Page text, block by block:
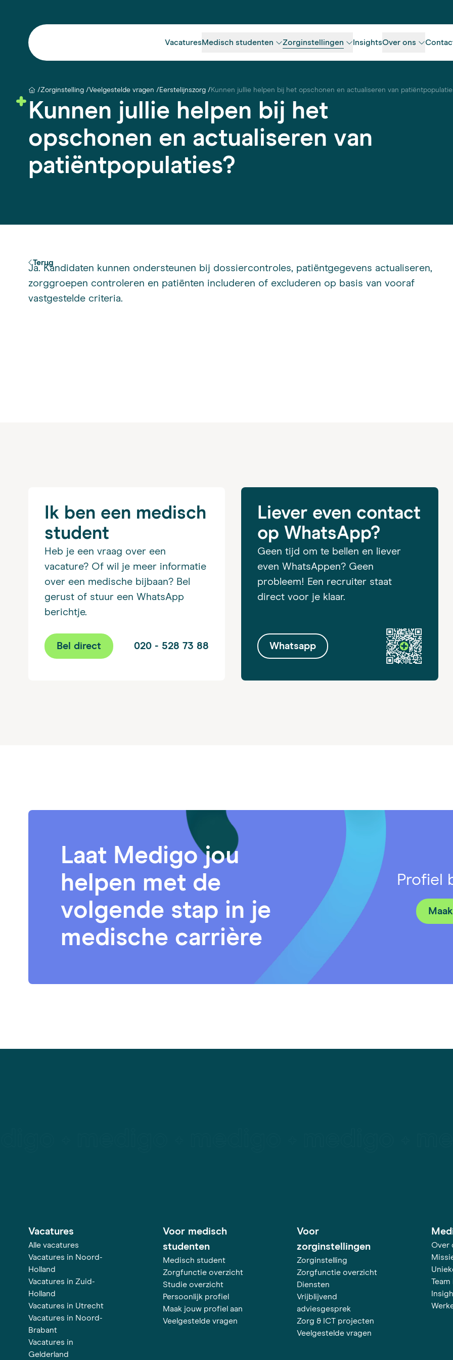
VacaturesMedisch studenten Zorginstellingen InsightsOver ons
Zorginstelling Veelgestelde vragen Eerstelijnszorg Kunnen jullie helpen bij het opschonen en actualiseren van
Kunnen jullie helpen bij het
opschonen en actualiseren van
patiëntpopulaties?
Terug
Ja. Kandidaten kunnen ondersteunen bij dossiercontroles, patiëntgegevens actualiseren,
zorggroepen controleren en patiënten includeren of excluderen op basis van vooraf
vastgestelde criteria.
Ik ben een medisch
student
Heb je een vraag over een
vacature? Of wil je meer informatie
over een medische bijbaan? Bel
gerust of stuur een WhatsApp
berichtje.
Bel direct 020 - 528 73 88
Liever even contact
op WhatsApp?
Geen tijd om te bellen en liever
even WhatsAppen? Geen
probleem! Een recruiter staat
direct voor je klaar.
Whatsapp
Laat Medigo jou
helpen met de
volgende stap in je
medische carrière
Profiel
Vacatures
Alle vacatures
Vacatures in Noord-
Holland
Vacatures in Zuid-
Holland
Vacatures in Utrecht
Vacatures in Noord-
Brabant
Vacatures in
Gelderland
Voor medisch
studenten
Medisch student
Zorgfunctie overzicht
Studie overzicht
Persoonlijk profiel
Maak jouw profiel aan
Veelgestelde vragen
Voor
zorginstellingen
Zorginstelling
Zorgfunctie overzicht
Diensten
Vrijblijvend
adviesgesprek
Zorg & ICT projecten
Veelgestelde vragen
Over